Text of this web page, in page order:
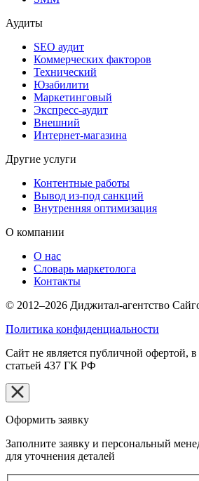
Аудиты
SEO аудит
Коммерческих факторов
Технический
Юзабилити
Маркетинговый
Экспресс-аудит
Внешний
Интернет-магазина
Другие услуги
Контентные работы
Вывод из-под санкций
Внутренняя оптимизация
О компании
О нас
Словарь маркетолога
Контакты
© 2012–2026 Диджитал-агентство
Политика конфиденциальности
Сайт не является публичной офертой, в
статьей 437 ГК РФ
Оформить заявку
Заполните заявку и персональный
для уточнения деталей